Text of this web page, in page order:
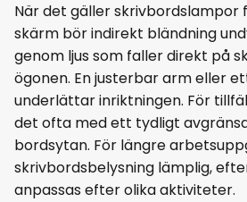
När det gäller skrivbordslampor
skärm bör indirekt bländning
genom ljus som faller direkt på
ögonen. En justerbar arm eller
underlättar inriktningen. För
det ofta med ett tydligt
bordsytan. För längre
skrivbordsbelysning lämplig,
anpassas efter olika aktiviteter.